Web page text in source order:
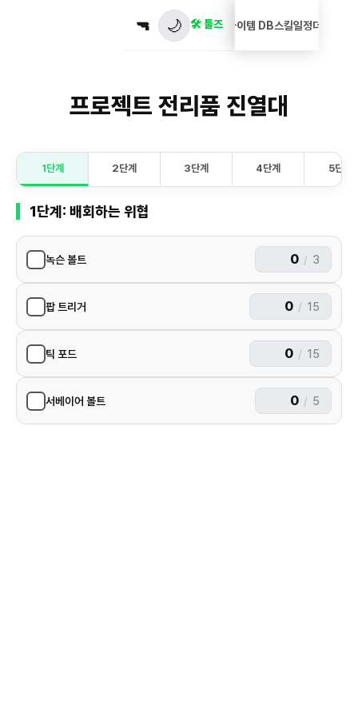
🔫 설계도 아이템 DB스킬일정더보기 ▼
🌙 🛠️ 툴즈
프로젝트 전리품 진열대
1단계 2단계 3단계 4단계 5단계
1단계: 배회하는 위협
녹슨 볼트 / 3
팝 트리거 / 15
틱 포드 / 15
서베이어 볼트 / 5